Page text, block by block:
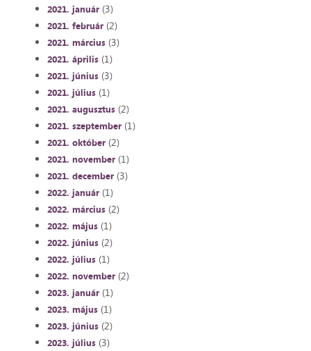
2021. január(3)
2021. február(2)
2021. március(3)
2021. április(1)
2021. június(3)
2021. július(1)
2021. augusztus(2)
2021. szeptember(1)
2021. október(2)
2021. november(1)
2021. december(3)
2022. január(1)
2022. március(2)
2022. május(1)
2022. június(2)
2022. július(1)
2022. november(2)
2023. január(1)
2023. május(1)
2023. június(2)
2023. július(3)